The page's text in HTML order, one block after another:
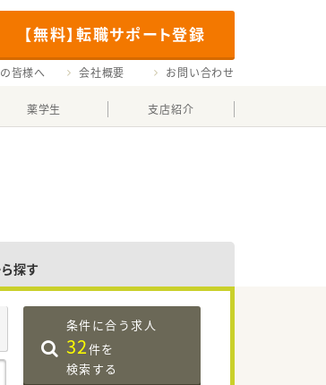
【無料】転職サポート登録
皆様へ 会社概要 お問い合わせ
薬学生 支店紹介
探す
条件に合う求人
32件を
検索する